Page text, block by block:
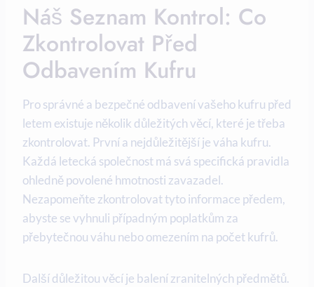
Náš Seznam Kontrol: Co
Zkontrolovat Před
Odbavením Kufru
Pro správné a bezpečné odbavení vašeho kufru před
letem existuje několik důležitých věcí, které je třeba
zkontrolovat. První a nejdůležitější je váha kufru.
Každá letecká společnost má svá specifická pravidla
ohledně povolené hmotnosti zavazadel.
Nezapomeňte zkontrolovat tyto informace předem,
abyste se vyhnuli případným poplatkům za
přebytečnou váhu nebo omezením na počet kufrů.
Další důležitou věcí je balení zranitelných předmětů.